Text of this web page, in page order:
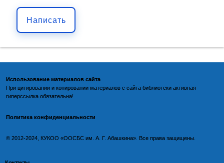
Написать
Использование материалов сайта
При цитировании и копировании материалов с сайта библиотеки активная
гиперссылка обязательна!
Политика конфиденциальности
©️ 2012-2024, КУКОО «ООСБС им. А. Г. Абашкина». Все права защищены.